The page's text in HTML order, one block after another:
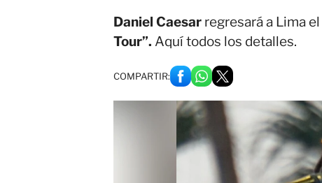
Daniel Caesar regresará a Lima el
Tour”. Aquí todos los detalles.
COMPARTIR: